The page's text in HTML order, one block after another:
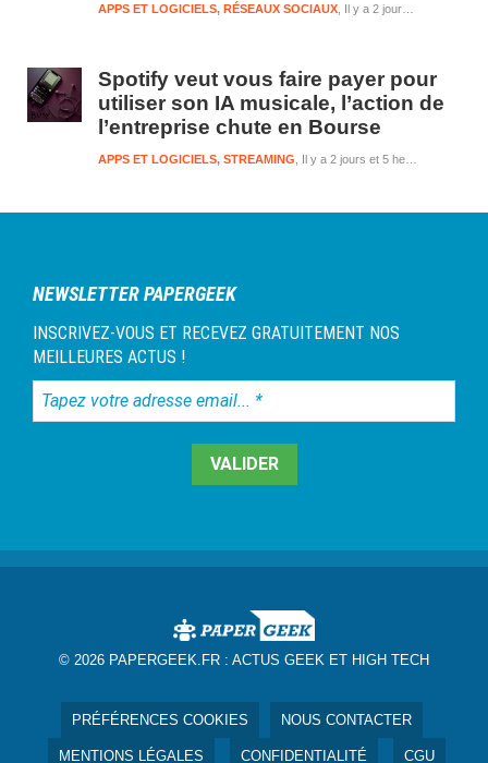
Il y a 2 jours et 5 heures
APPS ET LOGICIELS, RÉSEAUX SOCIAUX
Spotify veut vous faire payer pour
utiliser son IA musicale, l’action de
l’entreprise chute en Bourse
Il y a 2 jours et 5 heures
APPS ET LOGICIELS, STREAMING
NEWSLETTER PAPERGEEK
INSCRIVEZ-VOUS ET RECEVEZ GRATUITEMENT NOS
MEILLEURES ACTUS !
Tapez
votre
© 2026 PAPERGEEK.FR : ACTUS GEEK ET HIGH TECH
PRÉFÉRENCES COOKIES NOUS CONTACTER
MENTIONS LÉGALES CONFIDENTIALITÉ CGU